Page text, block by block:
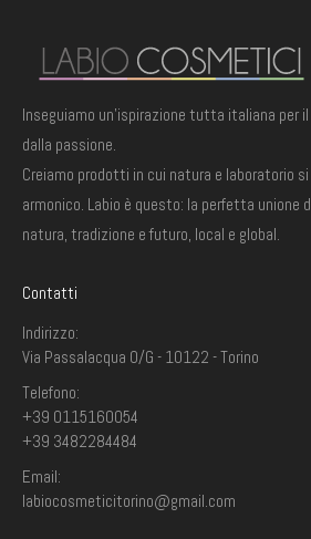
Inseguiamo un'ispirazione tutta italiana per
dalla passione.
Creiamo prodotti in cui natura e laboratorio
armonico. Labio è questo: la perfetta unione
natura, tradizione e futuro, local e global.
Contatti
Indirizzo:
Via Passalacqua 0/G - 10122 - Torino
Telefono:
+39 0115160054
+39 3482284484
Email:
labiocosmeticitorino@gmail.com